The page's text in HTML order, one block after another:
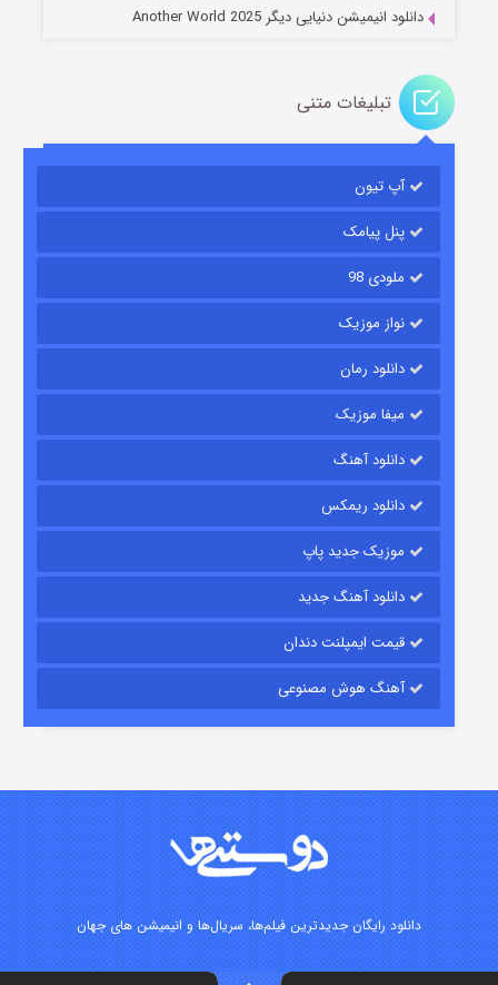
قسمت
قسمت۲ (دوبله) منتشر شد
دانلود انیمیشن دنیایی دیگر Another World 2025
تبلیغات متنی
آپ تیون
پنل پیامک
ملودی 98
نواز موزیک
دانلود رمان
میفا موزیک
دانلود آهنگ
دانلود ریمکس
موزیک جدید پاپ
دانلود آهنگ جدید
قیمت ایمپلنت دندان
آهنگ هوش مصنوعی
دانلود رایگان جدیدترین فیلم‌ها، سریال‌ها و انیمیشن های جهان